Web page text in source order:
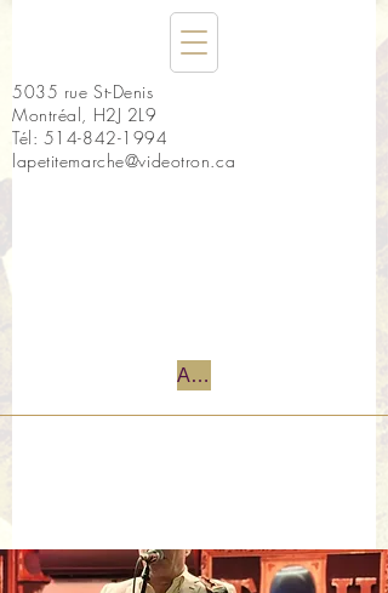
5035 rue St-Denis
Montréal, H2J 2L9
Tél: 514-842-1994
lapetitemarche@videotron.ca
Accueil